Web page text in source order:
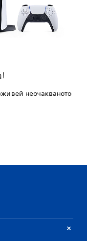
неочакваното